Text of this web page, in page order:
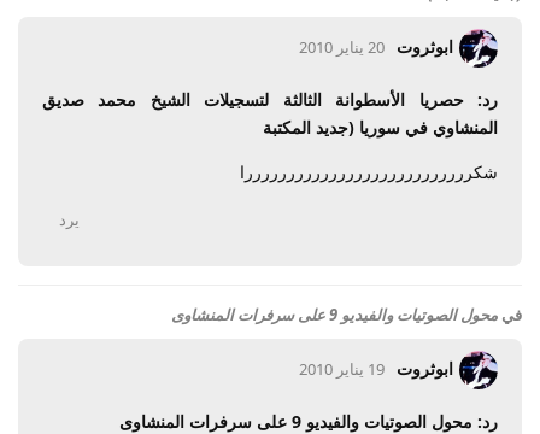
ابوثروت 20 يناير 2010
رد: حصريا الأسطوانة الثالثة لتسجيلات الشيخ محمد صديق
المنشاوي في سوريا (جديد المكتبة
شكرررررررررررررررررررررررررررا
يرد
في محول الصوتيات والفيديو 9 على سرفرات المنشاوى
ابوثروت 19 يناير 2010
رد: محول الصوتيات والفيديو 9 على سرفرات المنشاوى